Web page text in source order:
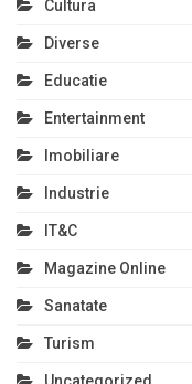
Cultura
Diverse
Educatie
Entertainment
Imobiliare
Industrie
IT&C
Magazine Online
Sanatate
Turism